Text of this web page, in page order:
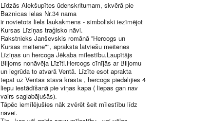
Līdzās Alekšupītes ūdenskritumam, skvērā pie
Baznīcas ielas Nr.34 nama
ir novietots liels laukakmens - simboliski iezīmējot
Kursas Līziņas traģisko nāvi.
Rakstnieks Janševskis romānā ''Hercogs un
Kursas meitene"", apraksta latviešu meitenes
Līziņas un hercoga Jēkaba mīlestību.Laupītājs
Biljoms nonāvēja Līzīti.Hercogs cīnījās ar Biljomu
un iegrūda to atvarā Ventā. Līzīte esot aprakta
tepat uz Ventas stāvā krasta , hercogs piedalījies 4
liepu iestādīšanā pie viņas kapa ( liepas gan nav
vairs saglabājušās).
Tāpēc iemīlējušies nāk zvērēt šeit mīlestību līdz
nāvei.